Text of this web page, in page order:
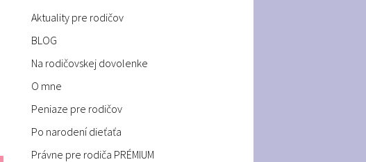
Aktuality pre rodičov
BLOG
Na rodičovskej dovolenke
O mne
Peniaze pre rodičov
Po narodení dieťaťa
Právne pre rodiča PRÉMIUM